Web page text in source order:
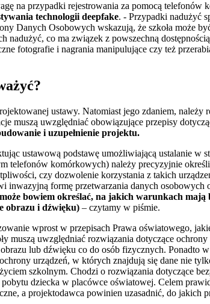
na przypadki rejestrowania za pomocą telefonów
technologii deepfake. - Przypadki nadużyć
Danych Osobowych wskazują, że szkoła może
nadużyć, co ma związek z powszechną
fotografie i nagrania manipulujące czy też
ustawy. Natomiast jego zdaniem,
muszą uwzględniać obowiązujące przepisy
i uzupełnienie projektu.
ustawową podstawę umożliwiającą ustalanie w
telefonów komórkowych) należy precyzyjnie
czy dozwolenie korzystania z takich
inwazyjną formę przetwarzania danych
bowiem określać, na jakich warunkach
obrazu i dźwięku) – czytamy w piśmie.
wprost w przepisach Prawa oświatowego,
muszą uwzględniać rozwiązania dotyczące
lub dźwięku co do osób fizycznych. Ponadto
urządzeń, w których znajdują się dane nie
szkolnym. Chodzi o rozwiązania dotyczące
dziecka w placówce oświatowej. Celem
a projektodawca powinien uzasadnić, do jakich